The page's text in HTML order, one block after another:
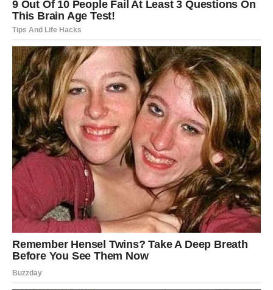
DJEVICA
Pred vama je dan tokom kojeg ćete mnogo jasnije vidjeti
jednu situaciju koja vas dugo zbunjuje.
Na ljubavnom planu dolazi iskren razgovor koji vam
donosi olakšanje.
Istina vam vraća mir
Danas konačno dobijate odgovor koji ste dugo čekali.